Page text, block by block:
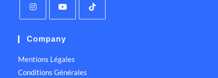
Company
Mentions Légales
Conditions Générales